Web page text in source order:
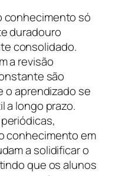
conhecimento só
duradouro
consolidado.
a revisão
são
o aprendizado se
a longo prazo.
conhecimento em
a solidificar o
que os alunos